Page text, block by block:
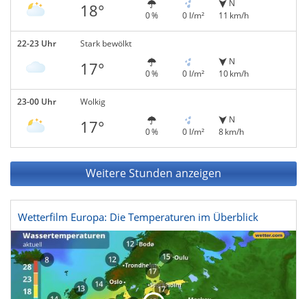
18° 0 % 0 l/m²
N
11 km/h
22-23 Uhr Stark bewölkt
17° 0 % 0 l/m²
N
10 km/h
23-00 Uhr Wolkig
17° 0 % 0 l/m²
N
8 km/h
Weitere Stunden anzeigen
Wetterfilm Europa: Die Temperaturen im Überblick